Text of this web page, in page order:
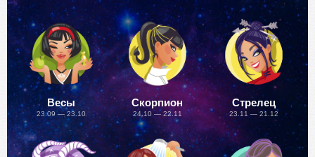
Весы
23.09 — 23.10
Скорпион
24.10 — 22.11
Стрелец
23.11 — 21.12